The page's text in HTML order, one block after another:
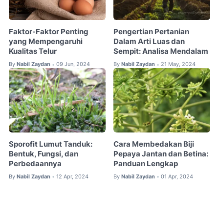
Faktor-Faktor Penting
yang Mempengaruhi
Kualitas Telur
By Nabil Zaydan • 09 Jun, 2024
Pengertian Pertanian
Dalam Arti Luas dan
Sempit: Analisa Mendalam
By Nabil Zaydan • 21 May, 2024
Sporofit Lumut Tanduk:
Bentuk, Fungsi, dan
Perbedaannya
By Nabil Zaydan • 12 Apr, 2024
Cara Membedakan Biji
Pepaya Jantan dan Betina:
Panduan Lengkap
By Nabil Zaydan • 01 Apr, 2024